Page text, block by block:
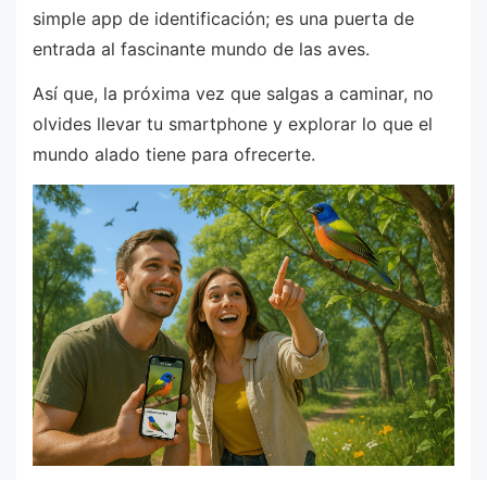
simple app de identificación; es una puerta de
entrada al fascinante mundo de las aves.
Así que, la próxima vez que salgas a caminar, no
olvides llevar tu smartphone y explorar lo que el
mundo alado tiene para ofrecerte.